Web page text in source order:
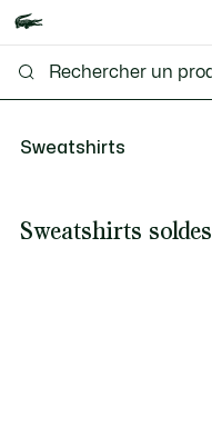
Sweatshirts
Sweatshirts soldes